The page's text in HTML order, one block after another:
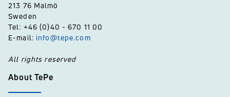
213 76 Malmö
Sweden
Tel: +46 (0)40 - 670 11 00
E-mail: info@tepe.com
All rights reserved
About TePe